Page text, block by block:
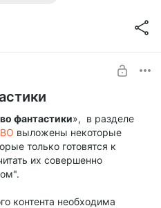
фантастики», в разделе
выложены некоторые
только готовятся к
их совершенно
контента необходима